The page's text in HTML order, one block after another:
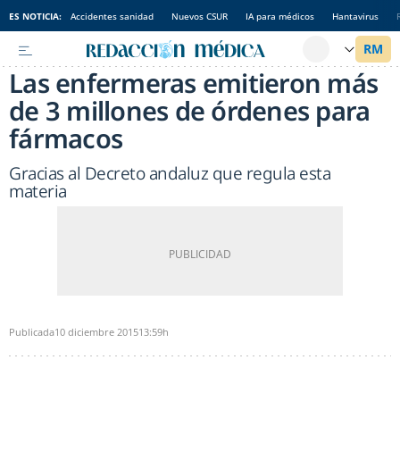
ES NOTICIA: Accidentes sanidad Nuevos CSUR IA para médicos Hantavirus
Las enfermeras emitieron más
de 3 millones de órdenes para
fármacos
Gracias al Decreto andaluz que regula esta
materia
Publicada10 diciembre 201513:59h